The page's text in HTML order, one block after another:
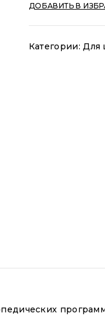
ДОБАВИТЬ В
Категории: Для